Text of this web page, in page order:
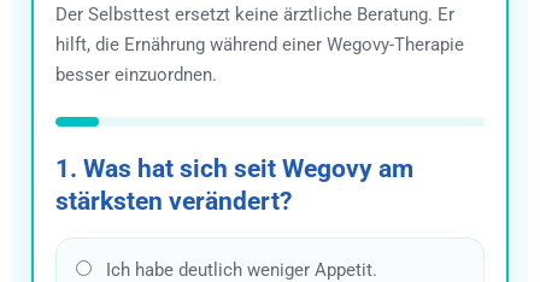
Der Selbsttest ersetzt keine ärztliche Beratung. Er
hilft, die Ernährung während einer Wegovy-Therapie
besser einzuordnen.
1. Was hat sich seit Wegovy am
stärksten verändert?
Ich habe deutlich weniger Appetit.